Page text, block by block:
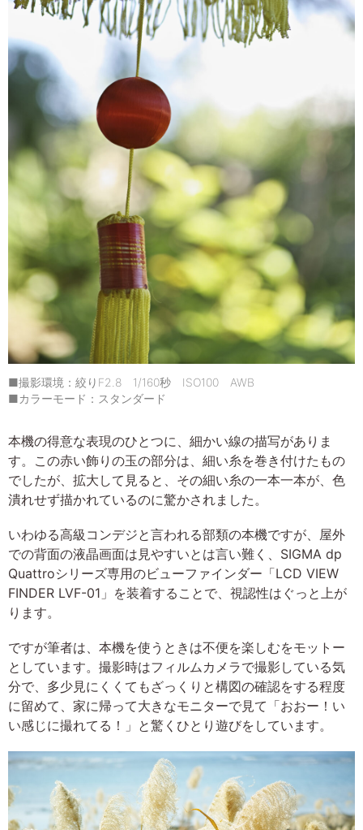
■撮影環境：絞りF2.8 1/160秒 ISO100 AWB
■カラーモード：スタンダード
本機の得意な表現のひとつに、細かい線の描写がありま
す。この赤い飾りの玉の部分は、細い糸を巻き付けたもの
でしたが、拡大して見ると、その細い糸の一本一本が、色
潰れせず描かれているのに驚かされました。
いわゆる高級コンデジと言われる部類の本機ですが、屋外
での背面の液晶画面は見やすいとは言い難く、SIGMA dp
Quattroシリーズ専用のビューファインダー「LCD VIEW
FINDER LVF-01」を装着することで、視認性はぐっと上が
ります。
ですが筆者は、本機を使うときは不便を楽しむをモットー
としています。撮影時はフィルムカメラで撮影している気
分で、多少見にくくてもざっくりと構図の確認をする程度
に留めて、家に帰って大きなモニターで見て「おおー！い
い感じに撮れてる！」と驚くひとり遊びをしています。